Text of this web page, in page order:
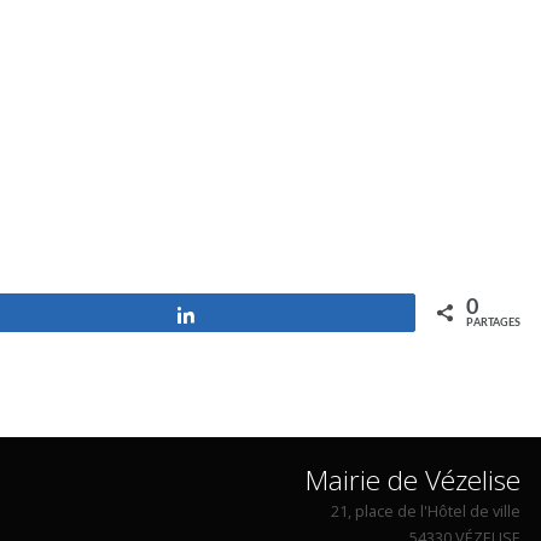
0
PARTAGES
Mairie de Vézelise
21, place de l'Hôtel de ville